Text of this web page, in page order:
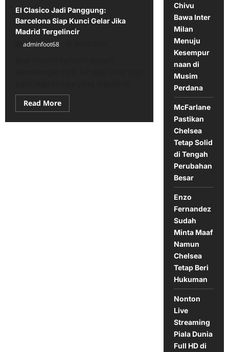
El Clasico Jadi Panggung:
Barcelona Siap Kunci Gelar Jika
Madrid Tergelincir
adminfoot68
Read MoreRead
more
El
Chivu
Bawa Inter
Milan
Menuju
Kesempur
naan di
Musim
Perdana
McFarlane
Pastikan
Chelsea
Tetap Solid
di Tengah
Perubahan
Besar
Enzo
Fernandez
Sudah
Minta Maaf
Namun
Chelsea
Tetap Beri
Hukuman
Nonton
Live
Streaming
Piala Dunia
Full HD di